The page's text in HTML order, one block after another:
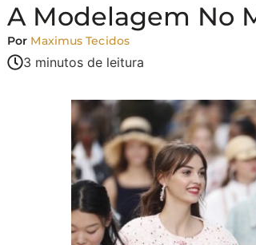
A Modelagem No
Por Maximus Tecidos